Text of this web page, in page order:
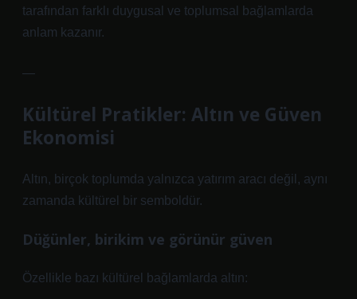
tarafından farklı duygusal ve toplumsal bağlamlarda
anlam kazanır.
—
Kültürel Pratikler: Altın ve Güven
Ekonomisi
Altın, birçok toplumda yalnızca yatırım aracı değil, aynı
zamanda kültürel bir semboldür.
Düğünler, birikim ve görünür güven
Özellikle bazı kültürel bağlamlarda altın: